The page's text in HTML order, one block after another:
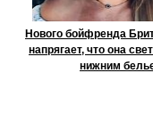
Нового бойфренда
напрягает, что она
нижним